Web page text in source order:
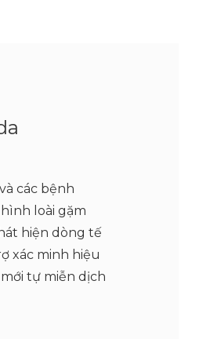
các bệnh
loài gặm
hiện dòng tế
xác minh hiệu
tự miễn dịch